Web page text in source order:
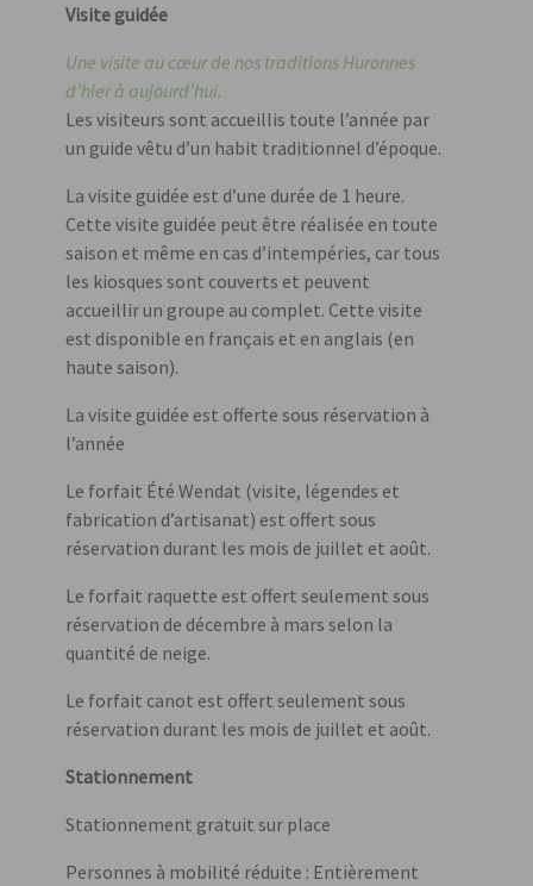
Visite guidée
Une visite au cœur de nos traditions Huronnes
d’hier à aujourd’hui.
Les visiteurs sont accueillis toute l’année par
un guide vêtu d’un habit traditionnel d’époque.
La visite guidée est d’une durée de 1 heure.
Cette visite guidée peut être réalisée en toute
saison et même en cas d’intempéries, car tous
les kiosques sont couverts et peuvent
accueillir un groupe au complet. Cette visite
est disponible en français et en anglais (en
haute saison).
La visite guidée est offerte sous réservation à
l’année
Le forfait Été Wendat (visite, légendes et
fabrication d’artisanat) est offert sous
réservation durant les mois de juillet et août.
Le forfait raquette est offert seulement sous
réservation de décembre à mars selon la
quantité de neige.
Le forfait canot est offert seulement sous
réservation durant les mois de juillet et août.
Stationnement
Stationnement gratuit sur place
Personnes à mobilité réduite : Entièrement